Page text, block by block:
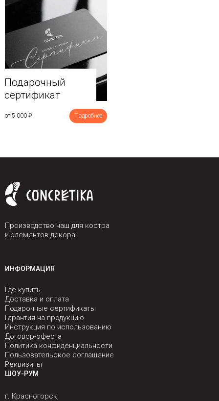
Подарочный
сертификат
от 5 000 ₽ Подробнее
Производство чаш для костра
и элементов декора
ИНФОРМАЦИЯ
Где купить
Доставка и оплата
Подарочные сертификаты
Гарантия на продукцию
Инструкция по использованию
Договор-оферта
Политика конфиденциальности
Пользовательское соглашение
Реквизиты
ШОУ-РУМ
г. Красногорск,